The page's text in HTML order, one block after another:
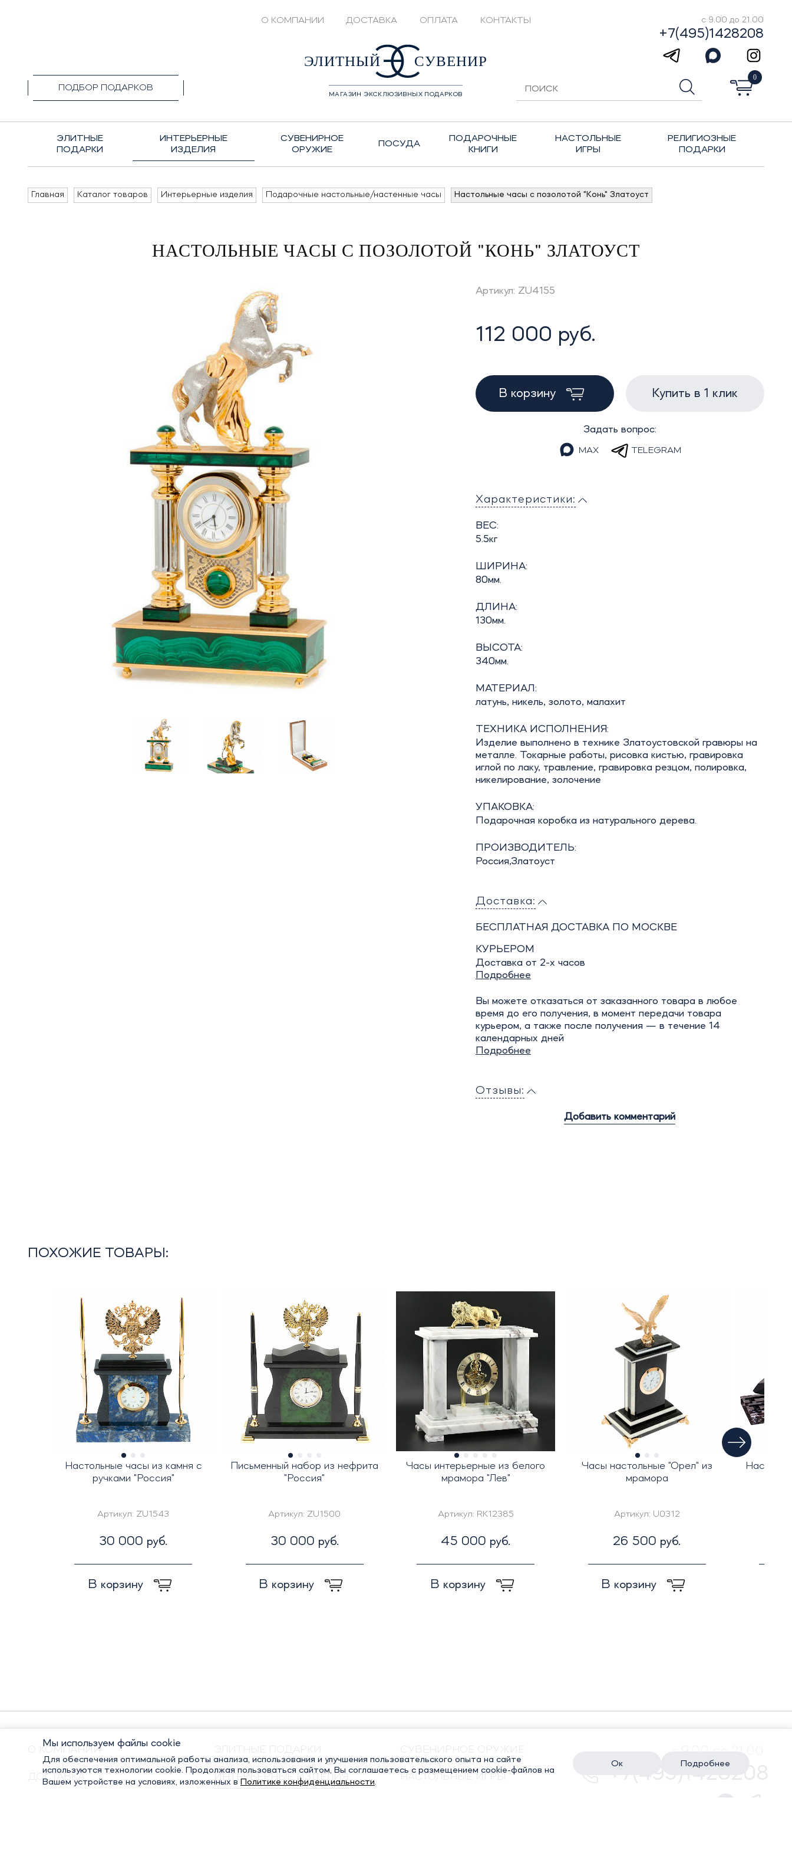
О КОМПАНИИ ДОСТАВКА ОПЛАТА КОНТАКТЫ с 9.00 до 21.00
+7(495)1428208
ПОДБОР ПОДАРКОВ
+7(495)1428208ЭЛИТНЫЙ СУВЕНИР
МАГАЗИН ЭКСКЛЮЗИВНЫХ ПОДАРКОВ
0
ЭЛИТНЫЕ
ПОДАРКИ
ИНТЕРЬЕРНЫЕ
ИЗДЕЛИЯ
СУВЕНИРНОЕ
ОРУЖИЕ
ПОСУДА
ПОДАРОЧНЫЕ
КНИГИ
НАСТОЛЬНЫЕ
ИГРЫ
РЕЛИГИОЗНЫЕ
ПОДАРКИ
Главная Каталог товаров Интерьерные изделия Подарочные настольные/настенные часы Настольные часы с позолотой "Конь" Златоуст
НАСТОЛЬНЫЕ ЧАСЫ С ПОЗОЛОТОЙ "КОНЬ" ЗЛАТОУСТ
Артикул: ZU4155
112 000 руб.
В корзину Купить в 1 клик
Задать вопрос:
MAX TELEGRAM
Характеристики:
ВЕС:
5.5кг
ШИРИНА:
80мм.
ДЛИНА:
130мм.
ВЫСОТА:
340мм.
МАТЕРИАЛ:
латунь, никель, золото, малахит
ТЕХНИКА ИСПОЛНЕНИЯ:
Изделие выполнено в технике Златоустовской гравюры на
металле. Токарные работы, рисовка кистью, гравировка
иглой по лаку, травление, гравировка резцом, полировка,
никелирование, золочение
УПАКОВКА:
Подарочная коробка из натурального дерева.
ПРОИЗВОДИТЕЛЬ:
Россия,Златоуст
Доставка:
БЕСПЛАТНАЯ ДОСТАВКА ПО МОСКВЕ
КУРЬЕРОМ
Доставка от 2-х часов
Подробнее
Вы можете отказаться от заказанного товара в любое
время до его получения, в момент передачи товара
курьером, а также после получения — в течение 14
календарных дней
Подробнее
Отзывы:
Добавить комментарий
ПОХОЖИЕ ТОВАРЫ:
Настольные часы из камня с
ручками "Россия"
Артикул: ZU1543
30 000 руб.
В корзину
Письменный набор из нефрита
"Россия"
Артикул: ZU1500
30 000 руб.
В корзину
Часы интерьерные из белого
мрамора "Лев"
Артикул: RK12385
45 000 руб.
В корзину
Часы настольные "Орел" из
мрамора
Артикул: U0312
26 500 руб.
В корзину
О КОМПАНИИ
ДОСТАВКА ИНТЕРЬЕРНЫЕ ИЗДЕЛИЯ НАСТОЛЬНЫЕ ИГРЫ +7(495)1428208
Мы используем файлы cookie
Для обеспечения оптимальной работы анализа, использования и улучшения пользовательского опыта на сайте
используются технологии cookie. Продолжая пользоваться сайтом, Вы соглашаетесь с размещением cookie-файлов на
Вашем устройстве на условиях, изложенных в Политике конфиденциальности.
Ок Подробнее